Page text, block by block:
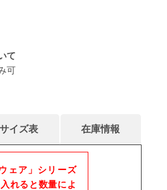
て
可
サイズ表 在庫情報
ェア」シリーズ
れると数量によ